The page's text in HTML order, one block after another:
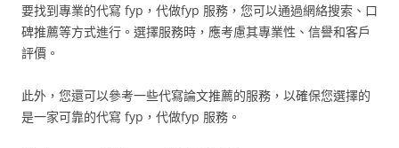
要找到專業的代寫 fyp，代做fyp 服務，您可以通過網絡搜索、口
碑推薦等方式進行。選擇服務時，應考慮其專業性、信譽和客戶
評價。
此外，您還可以參考一些代寫論文推薦的服務，以確保您選擇的
是一家可靠的代寫 fyp，代做fyp 服務。